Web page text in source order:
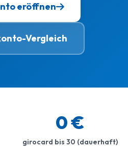
eröffnen
Vergleich
0 €
girocard bis 30 (dauerhaft)